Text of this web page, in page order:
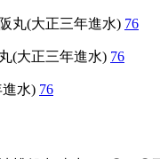
丸(大正三年進水) 76
(大正三年進水) 76
水) 76